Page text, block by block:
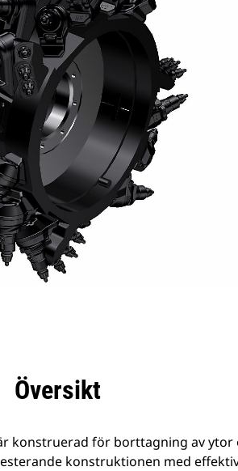
Översikt
konstruerad för borttagning av ytor
konstruktionen med